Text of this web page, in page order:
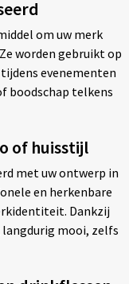
om uw merk
worden gebruikt op
evenementen
boodschap telkens
of huisstijl
met uw ontwerp in
en herkenbare
Dankzij
mooi, zelfs